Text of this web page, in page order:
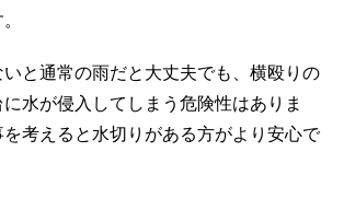
いと通常の雨だと大丈夫でも、横殴りの
水が侵入してしまう危険性はありま
考えると水切りがある方がより安心で